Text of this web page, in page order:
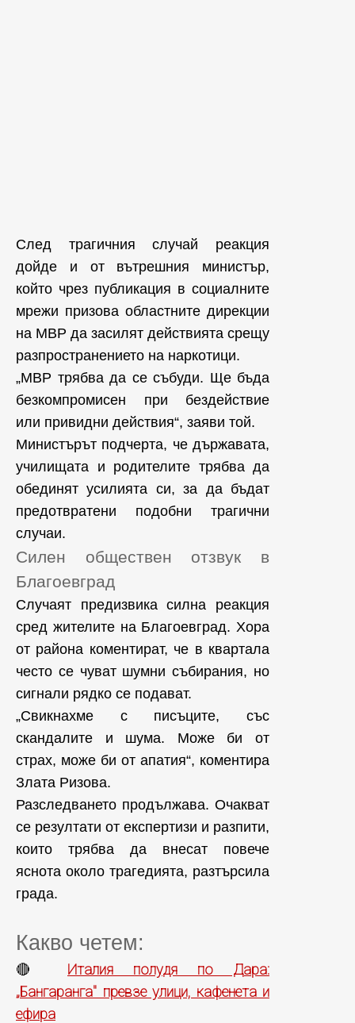
След трагичния случай реакция
дойде и от вътрешния министър,
който чрез публикация в социалните
мрежи призова областните дирекции
на МВР да засилят действията срещу
разпространението на наркотици.
„МВР трябва да се събуди. Ще бъда
безкомпромисен при бездействие
или привидни действия“, заяви той.
Министърът подчерта, че държавата,
училищата и родителите трябва да
обединят усилията си, за да бъдат
предотвратени подобни трагични
случаи.
Силен обществен отзвук в
Благоевград
Случаят предизвика силна реакция
сред жителите на Благоевград. Хора
от района коментират, че в квартала
често се чуват шумни събирания, но
сигнали рядко се подават.
„Свикнахме с писъците, със
скандалите и шума. Може би от
страх, може би от апатия“, коментира
Злата Ризова.
Разследването продължава. Очакват
се резултати от експертизи и разпити,
които трябва да внесат повече
яснота около трагедията, разтърсила
града.
Какво четем:
🔴 Италия полудя по Дара:
„Бангаранга" превзе улици, кафенета и
ефира